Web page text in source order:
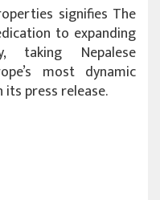
signifies The
to expanding
taking Nepalese
most dynamic
its press release.